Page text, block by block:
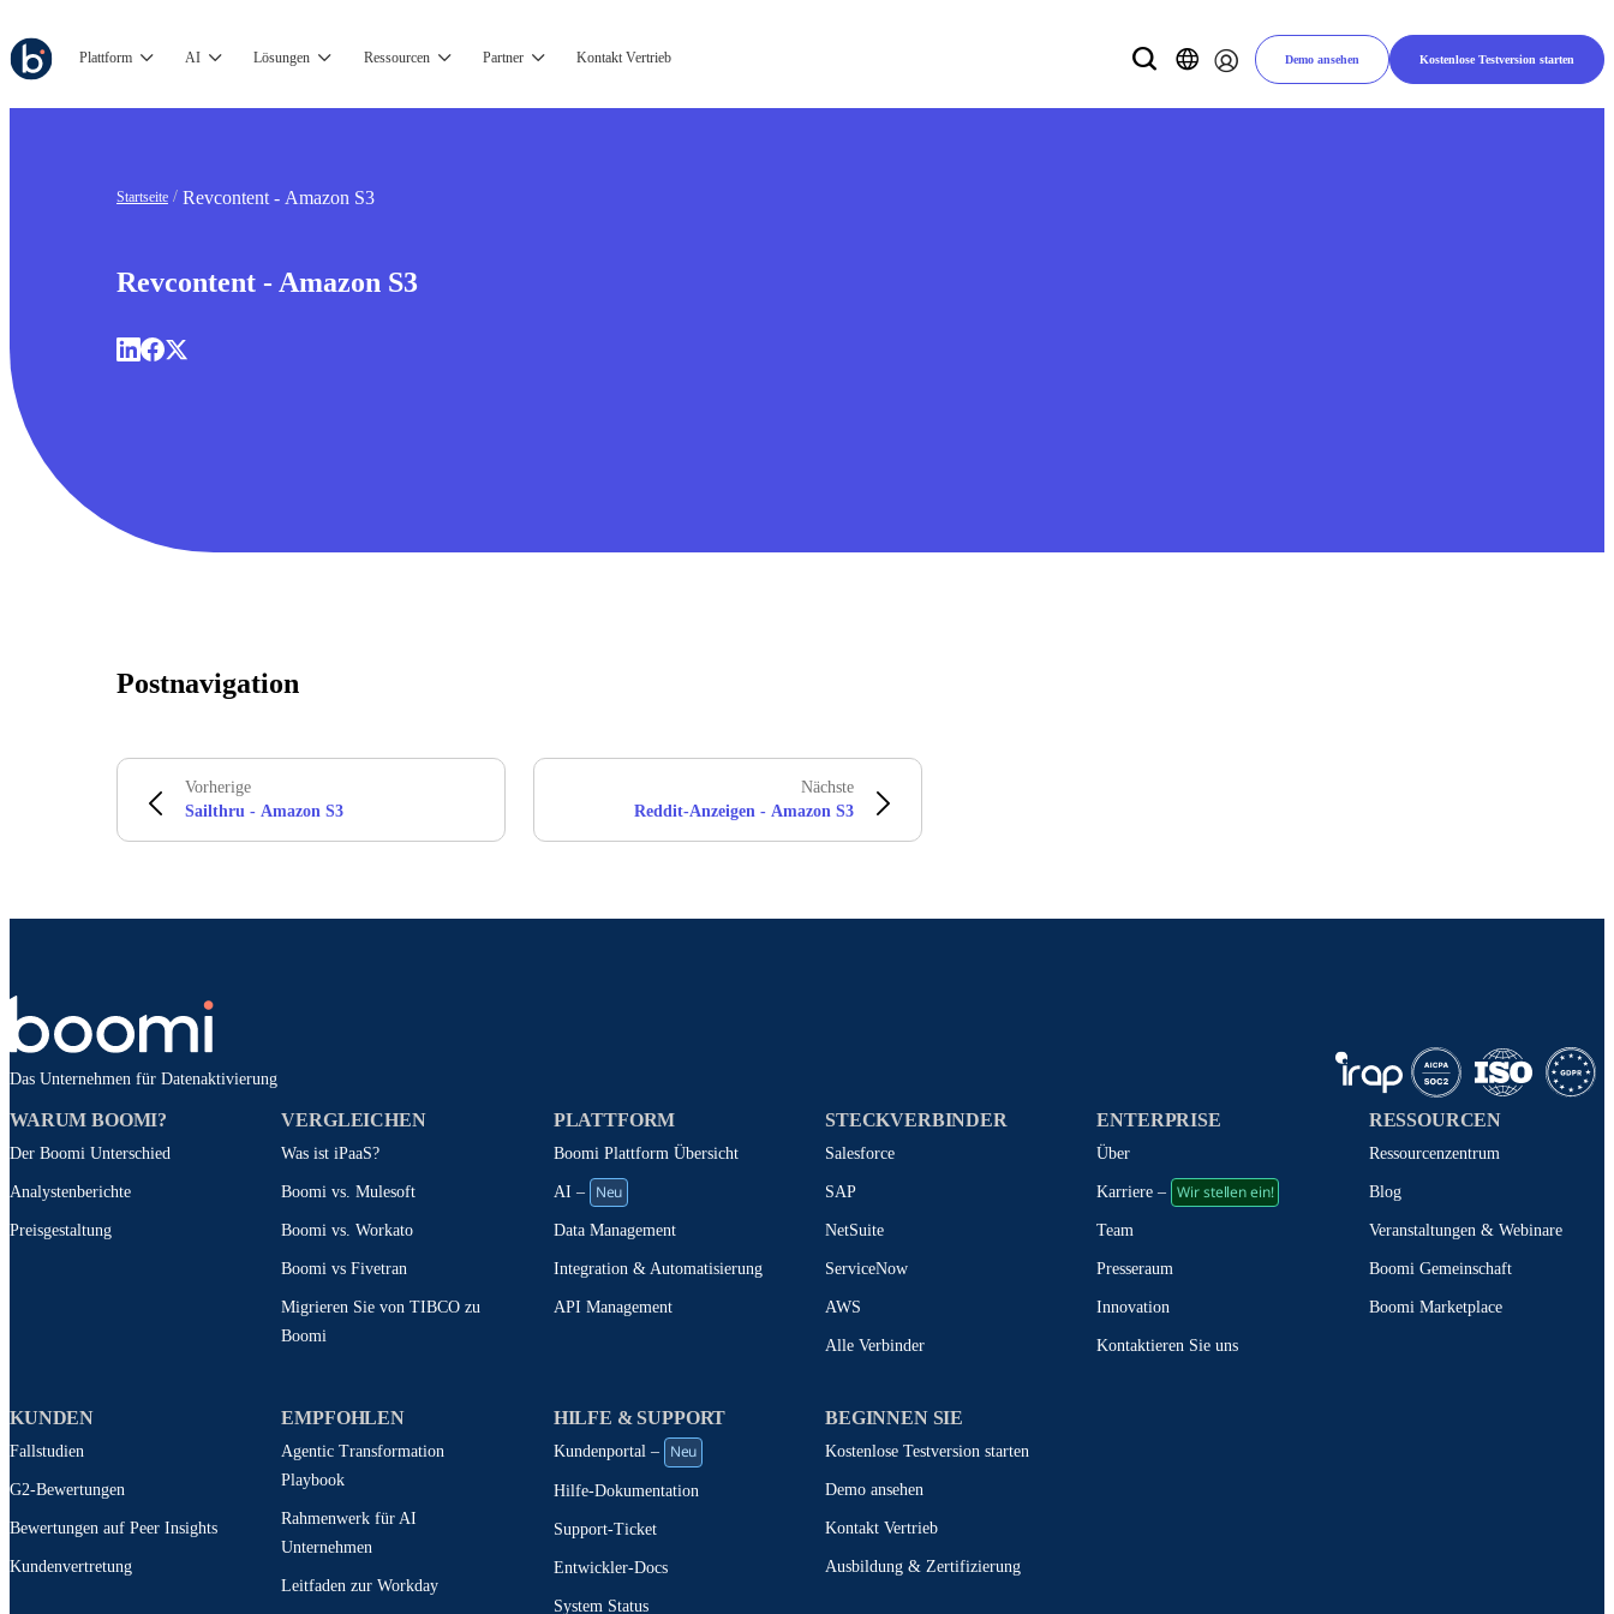
Plattform AI Lösungen Ressourcen Partner Kontakt Vertrieb Demo ansehen Kostenlose Testversion starten
Startseite Revcontent - Amazon S3
Revcontent - Amazon S3
Postnavigation
Vorherige
Sailthru - Amazon S3
Nächste
Reddit-Anzeigen - Amazon S3
Das Unternehmen für Datenaktivierung
WARUM BOOMI?
Der Boomi Unterschied
Analystenberichte
Preisgestaltung
VERGLEICHEN
Was ist iPaaS?
Boomi vs. Mulesoft
Boomi vs. Workato
Boomi vs Fivetran
Migrieren Sie von TIBCO zu
Boomi
PLATTFORM
Boomi Plattform Übersicht
AI – Neu
Data Management
Integration & Automatisierung
API Management
STECKVERBINDER
Salesforce
SAP
NetSuite
ServiceNow
AWS
Alle Verbinder
ENTERPRISE
Über
Karriere – Wir stellen ein!
Team
Presseraum
Innovation
Kontaktieren Sie uns
RESSOURCEN
Ressourcenzentrum
Blog
Veranstaltungen & Webinare
Boomi Gemeinschaft
Boomi Marketplace
KUNDEN
Fallstudien
G2-Bewertungen
Bewertungen auf Peer Insights
Kundenvertretung
EMPFOHLEN
Agentic Transformation
Playbook
Rahmenwerk für AI
Unternehmen
Leitfaden zur Workday
HILFE & SUPPORT
Kundenportal – Neu
Hilfe-Dokumentation
Support-Ticket
Entwickler-Docs
System Status
BEGINNEN SIE
Kostenlose Testversion starten
Demo ansehen
Kontakt Vertrieb
Ausbildung & Zertifizierung